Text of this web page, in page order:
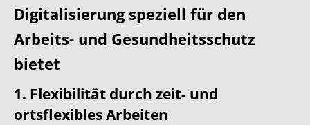
Digitalisierung speziell für den
Arbeits- und Gesundheitsschutz
bietet
1. Flexibilität durch zeit- und
ortsflexibles Arbeiten